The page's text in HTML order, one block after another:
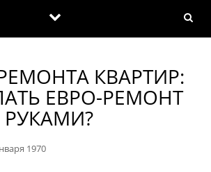
КВАРТИР:
ЕВРО-РЕМОНТ
1970